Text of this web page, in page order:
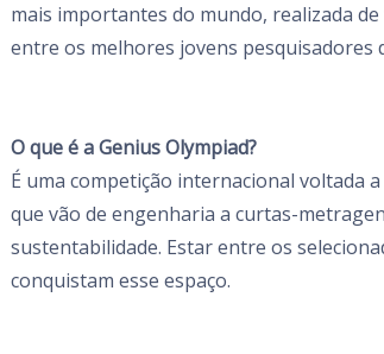
mais importantes do mundo, realizada
entre os melhores jovens
O que é a Genius Olympiad?
É uma competição internacional voltada
que vão de engenharia a curtas-
sustentabilidade. Estar entre os
conquistam esse espaço.